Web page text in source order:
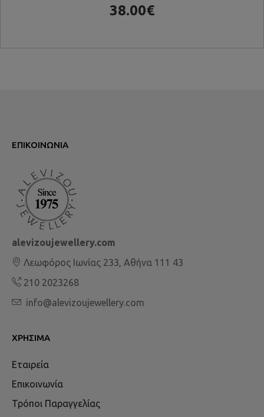
38.00€
ΕΠΙΚΟΙΝΩΝΊΑ
alevizoujewellery.com
Λεωφόρος Ιωνίας 233, Αθήνα 111 43
210 2023268
info@alevizoujewellery.com
ΧΡΉΣΙΜΑ
Εταιρεία
Επικοινωνία
Τρόποι Παραγγελίας